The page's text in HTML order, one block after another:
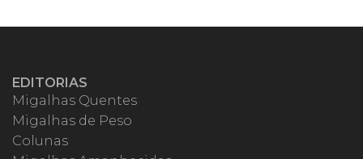
EDITORIAS
Migalhas Quentes
Migalhas de Peso
Colunas